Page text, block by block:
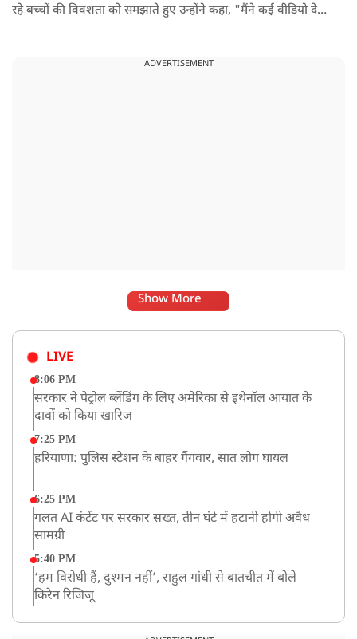
रहे बच्चों की विवशता को समझाते हुए उन्होंने कहा, "मैंने कई वीडियो देखे
यहां तक गंभीर हैं कि बच्चों के पास ऑनलाइन फूड नहीं जा पा रहा है. ऐसी
ADVERTISEMENT
Show More
LIVE
8:06 PM
सरकार ने पेट्रोल ब्लेंडिंग के लिए अमेरिका से इथेनॉल आयात के
दावों को किया खारिज
7:25 PM
हरियाणा: पुलिस स्टेशन के बाहर गैंगवार, सात लोग घायल
6:25 PM
गलत AI कंटेंट पर सरकार सख्त, तीन घंटे में हटानी होगी अवैध
सामग्री
5:40 PM
‘हम विरोधी हैं, दुश्मन नहीं’, राहुल गांधी से बातचीत में बोले
किरेन रिजिजू